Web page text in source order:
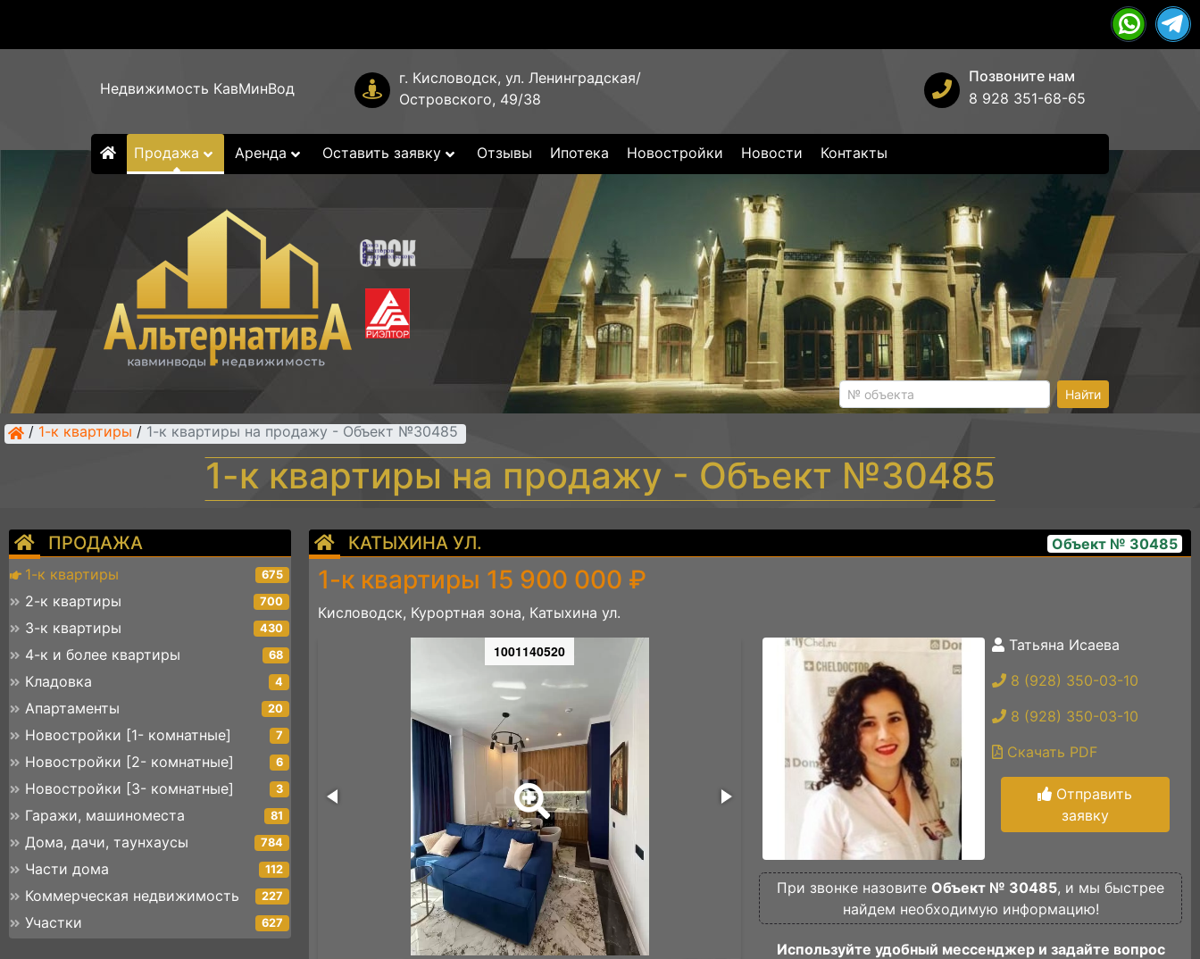
Недвижимость КавМинВод
г. Кисловодск, ул. Ленинградская/
Островского, 49/38
Позвоните нам
8 928 351-68-65
Продажа Аренда Оставить заявку Отзывы Ипотека Новостройки Новости Контакты
Найти
/ 1-к квартиры / 1-к квартиры на продажу - Объект №30485
1-к квартиры на продажу - Объект №30485
ПРОДАЖА
1-к квартиры 675
2-к квартиры 700
3-к квартиры 430
4-к и более квартиры 68
Кладовка 4
Апартаменты 20
Новостройки [1- комнатные] 7
Новостройки [2- комнатные] 6
Новостройки [3- комнатные] 3
Гаражи, машиноместа 81
Дома, дачи, таунхаусы 784
Части дома 112
Коммерческая недвижимость 227
Участки 627
КАТЫХИНА УЛ. Объект № 30485
1-к квартиры 15 900 000 ₽
Кисловодск, Курортная зона, Катыхина ул.
1001140520
1001140509 1001140496
Татьяна Исаева
8 (928) 350-03-10
8 (928) 350-03-10
Скачать PDF
Отправить
заявку
При звонке назовите Объект № 30485, и мы быстрее
найдем необходимую информацию!
Используйте удобный мессенджер и задайте вопрос